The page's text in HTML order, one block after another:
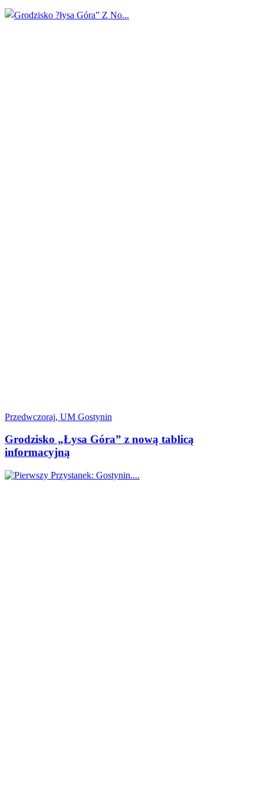
Przedwczoraj, UM Gostynin
Grodzisko „Łysa Góra” z nową tablicą
informacyjną